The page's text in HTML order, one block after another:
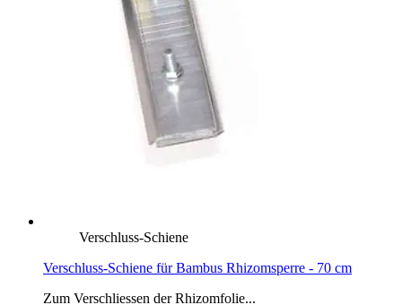
Verschluss-Schiene
Verschluss-Schiene für Bambus Rhizomsperre - 70 cm
Zum Verschliessen der Rhizomfolie...